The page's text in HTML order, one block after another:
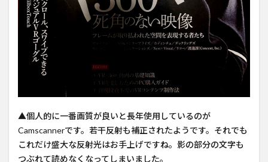
▲個人的に一番画質が良いと長年使用しているのが
Camscannerです。若干反射も補正されたようです。それでも
これだけ盛大な反射光はお手上げですね。影の部分の文字も
つぶれて読めなくなってしまいました。